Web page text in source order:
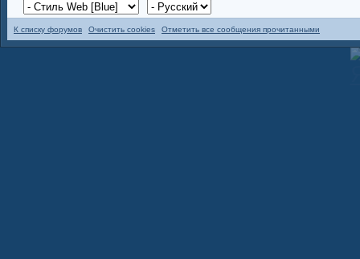
К списку форумов Очистить cookies Отметить все сообщения прочитанными